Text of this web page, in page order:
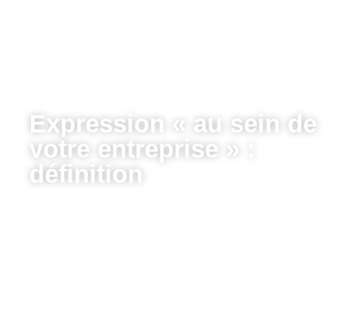
Expression « au sein de
votre entreprise » :
définition